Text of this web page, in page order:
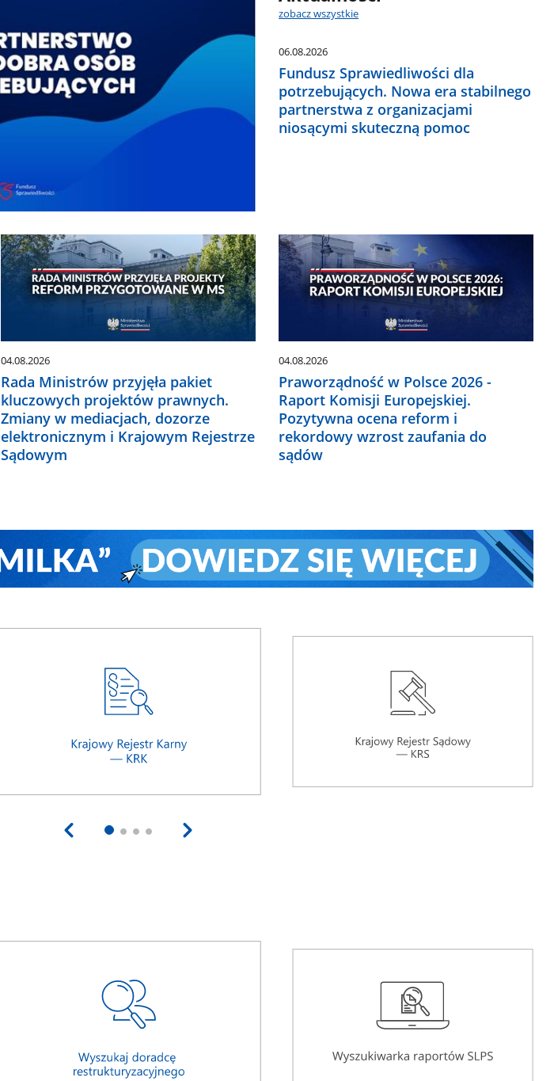
zobacz wszystkie
06.08.2026
Fundusz Sprawiedliwości dla
potrzebujących. Nowa era stabilnego
partnerstwa z organizacjami
niosącymi skuteczną pomoc
04.08.2026
Rada Ministrów przyjęła pakiet
kluczowych projektów prawnych.
Zmiany w mediacjach, dozorze
elektronicznym i Krajowym Rejestrze
Sądowym
04.08.2026
Praworządność w Polsce 2026 -
Raport Komisji Europejskiej.
Pozytywna ocena reform i
rekordowy wzrost zaufania do
sądów